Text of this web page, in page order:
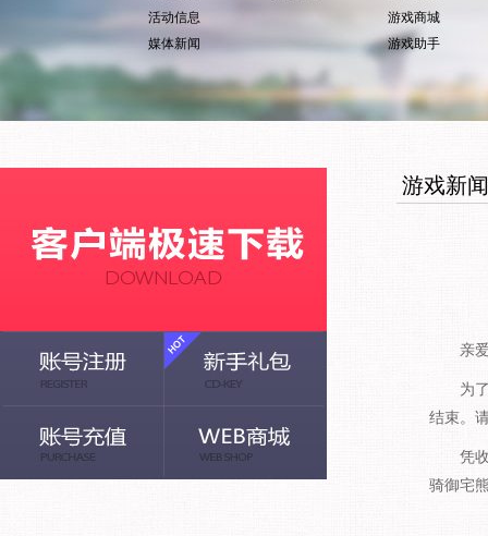
活动信息
媒体新闻
游戏商城
游戏助手
游戏新闻
亲爱
为了
结束。
凭收
骑御宅